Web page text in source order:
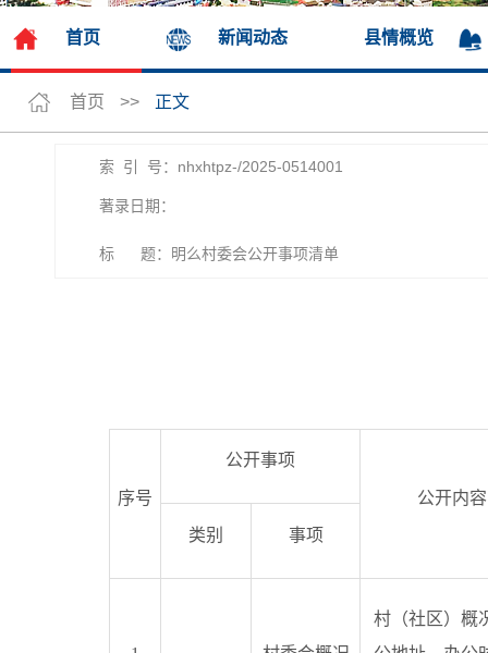
首页 新闻动态 县情概览
首页 >> 正文
索 引 号：nhxhtpz-/2025-0514001
著录日期：
标 题：明么村委会公开事项清单
序号
公开事项
公开内容
类别
事项
村（社区）概